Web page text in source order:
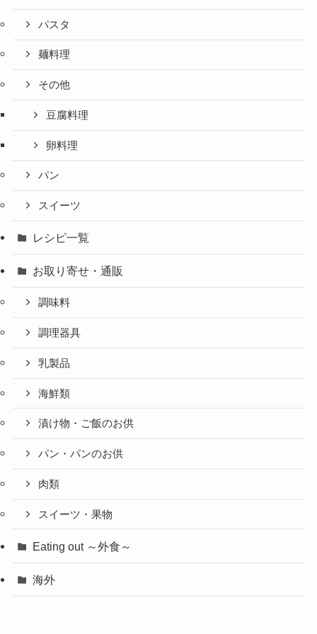
パスタ
麺料理
その他
豆腐料理
卵料理
パン
スイーツ
レシピ一覧
お取り寄せ・通販
調味料
調理器具
乳製品
海鮮類
漬け物・ご飯のお供
パン・パンのお供
肉類
スイーツ・果物
Eating out ～外食～
海外